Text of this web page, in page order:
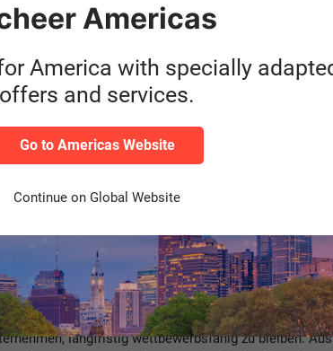
der Scheer
Gruppe
langfristig wettbewerbsfähig zu bleiben.
Americas
America with specially
offers and services.
Go to Americas Website
Continue on Global Website